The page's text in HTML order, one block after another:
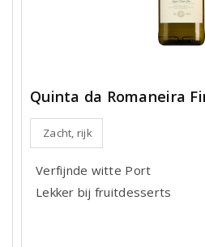
Quinta da Romaneira
Zacht, rijk
Verfijnde witte Port
Lekker bij fruitdesserts